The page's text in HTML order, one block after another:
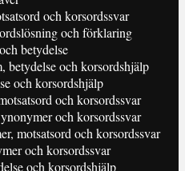
och korsordssvar
och förklaring
betydelse
betydelse och korsordshjälp
och korsordshjälp
och korsordssvar
och korsordssvar
motsatsord och korsordssvar
och korsordssvar
och korsordshjälp